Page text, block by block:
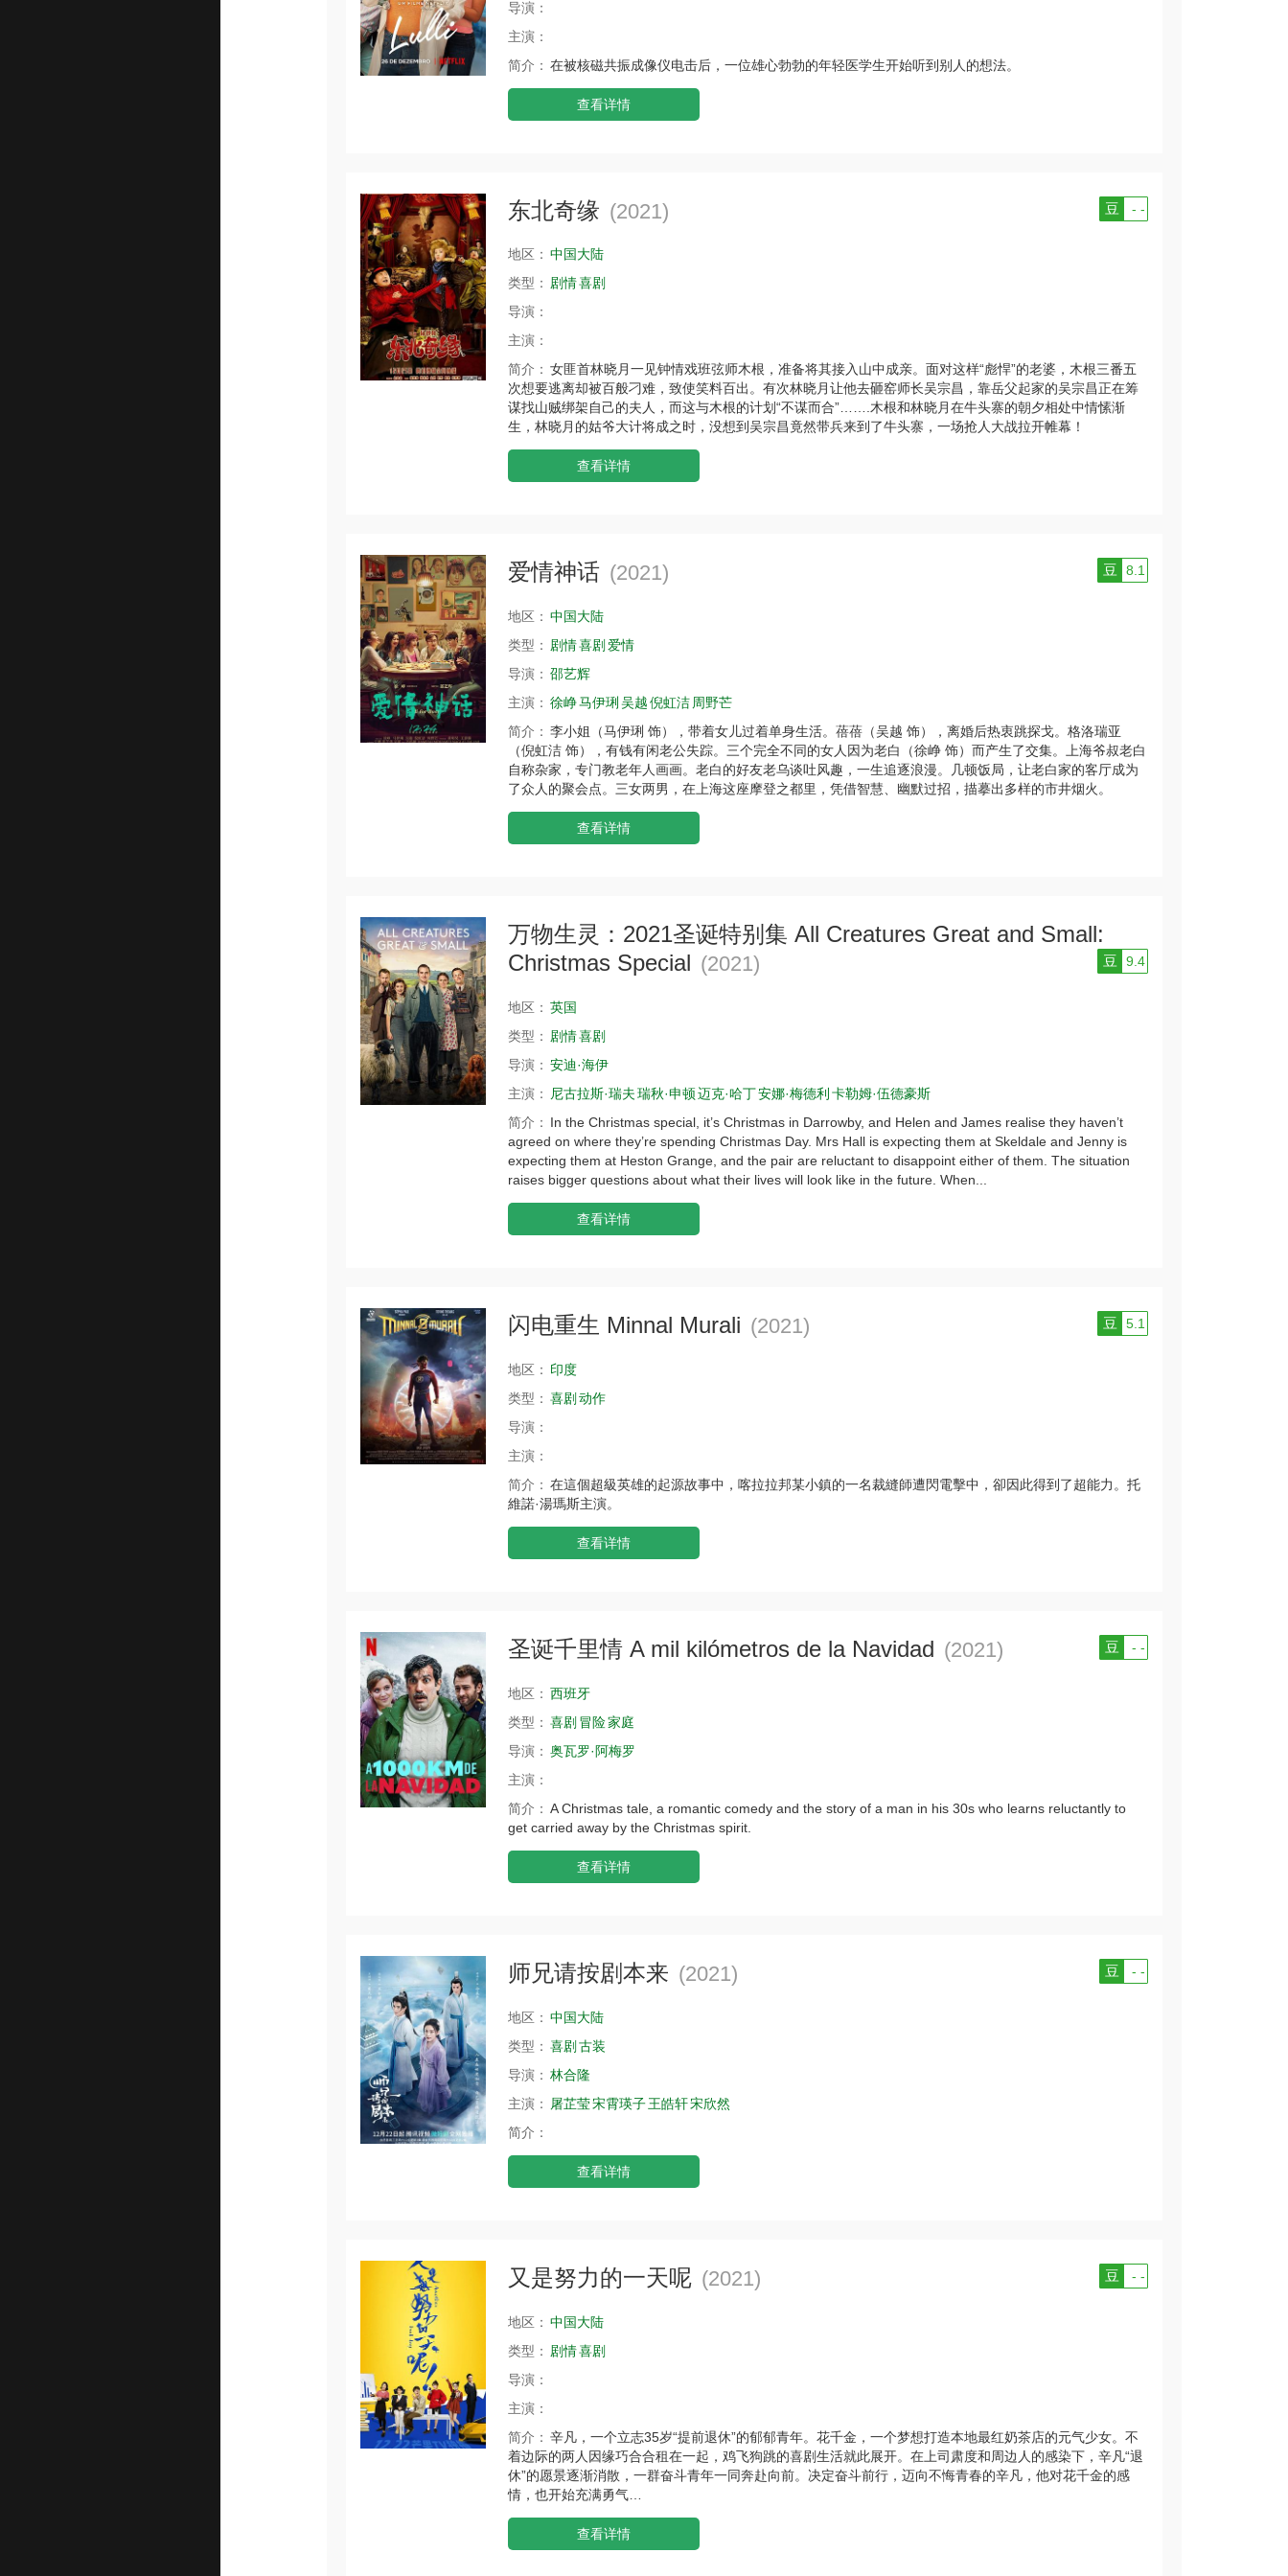
导演：
主演：
简介： 在被核磁共振成像仪电击后，一位雄心勃勃的年轻医学生开始听到别人的想法。
查看详情
东北奇缘 (2021) 豆 - -
地区： 中国大陆
类型： 剧情喜剧
导演：
主演：
简介： 女匪首林晓月一见钟情戏班弦师木根，准备将其接入山中成亲。面对这样“彪悍”的老婆，木根三番五
次想要逃离却被百般刁难，致使笑料百出。有次林晓月让他去砸窑师长吴宗昌，靠岳父起家的吴宗昌正在筹
谋找山贼绑架自己的夫人，而这与木根的计划“不谋而合”…….木根和林晓月在牛头寨的朝夕相处中情愫渐
生，林晓月的姑爷大计将成之时，没想到吴宗昌竟然带兵来到了牛头寨，一场抢人大战拉开帷幕！
查看详情
爱情神话 (2021) 豆 8.1
地区： 中国大陆
类型： 剧情喜剧 爱情
导演： 邵艺辉
主演： 徐峥马伊琍 吴越倪虹洁周野芒
简介： 李小姐（马伊琍 饰），带着女儿过着单身生活。蓓蓓（吴越 饰），离婚后热衷跳探戈。格洛瑞亚
（倪虹洁 饰），有钱有闲老公失踪。三个完全不同的女人因为老白（徐峥 饰）而产生了交集。上海爷叔老白
自称杂家，专门教老年人画画。老白的好友老乌谈吐风趣，一生追逐浪漫。几顿饭局，让老白家的客厅成为
了众人的聚会点。三女两男，在上海这座摩登之都里，凭借智慧、幽默过招，描摹出多样的市井烟火。
查看详情
万物生灵：2021圣诞特别集 All Creatures Great and Small:
Christmas Special (2021) 豆 9.4
地区： 英国
类型： 剧情喜剧
导演： 安迪·海伊
主演：
尼古拉斯·瑞夫瑞秋·申顿迈克·哈丁安娜·梅德利 卡勒姆·伍德豪斯
简介： In the Christmas special, it’s Christmas in Darrowby, and Helen and James realise they haven’t
agreed on where they’re spending Christmas Day. Mrs Hall is expecting them at Skeldale and Jenny is
expecting them at Heston Grange, and the pair are reluctant to disappoint either of them. The situation
raises bigger questions about what their lives will look like in the future. When...
查看详情
闪电重生 Minnal Murali (2021) 豆 5.1
地区： 印度
类型： 喜剧 动作
导演：
主演：
简介： 在這個超級英雄的起源故事中，喀拉拉邦某小鎮的一名裁縫師遭閃電擊中，卻因此得到了超能力。托
維諾·湯瑪斯主演。
查看详情
圣诞千里情 A mil kilómetros de la Navidad (2021) 豆 - -
地区： 西班牙
类型： 喜剧 冒险家庭
导演： 奥瓦罗·阿梅罗
主演：
简介： A Christmas tale, a romantic comedy and the story of a man in his 30s who learns reluctantly to
get carried away by the Christmas spirit.
查看详情
师兄请按剧本来 (2021) 豆 - -
地区： 中国大陆
类型： 喜剧 古装
导演： 林合隆
主演：
屠芷莹宋霄瑛子王皓轩宋欣然
简介：
查看详情
又是努力的一天呢 (2021) 豆 - -
地区： 中国大陆
类型： 剧情喜剧
导演：
主演：
简介： 辛凡，一个立志35岁“提前退休”的郁郁青年。花千金，一个梦想打造本地最红奶茶店的元气少女。不
着边际的两人因缘巧合合租在一起，鸡飞狗跳的喜剧生活就此展开。在上司肃度和周边人的感染下，辛凡“退
休”的愿景逐渐消散，一群奋斗青年一同奔赴向前。决定奋斗前行，迈向不悔青春的辛凡，他对花千金的感
情，也开始充满勇气…
查看详情